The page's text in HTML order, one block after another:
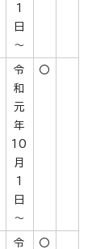
1
日
～
令
和
元
年
10
月
1
日
～
〇
令
〇